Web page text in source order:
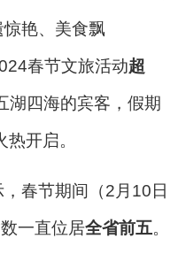
艳、美食飘
春节文旅活动超
湖四海的宾客，假期
热开启。
春节期间（2月10日
一直位居全省前五。